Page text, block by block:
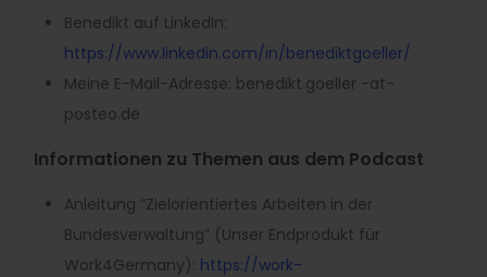
Benedikt auf LinkedIn:
https://www.linkedin.com/in/benediktgoeller/
Meine E-Mail-Adresse: benedikt.goeller -at-
posteo.de
Informationen zu Themen aus dem Podcast
Anleitung “Zielorientiertes Arbeiten in der
Bundesverwaltung” (Unser Endprodukt für
Work4Germany): https://work-